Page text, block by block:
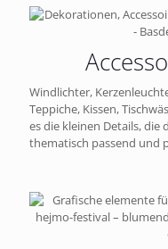
Windlichter,
Teppiche, Kissen,
es die kleinen Details,
thematisch passend und